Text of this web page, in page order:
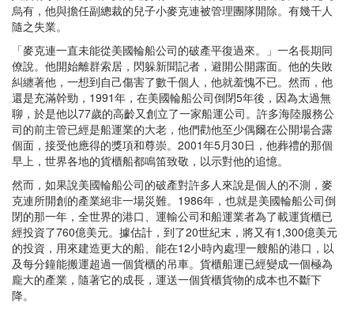
烏有，他與擔任副總裁的兒子小麥克連被管理團隊開除。有幾千人
隨之失業。
「麥克連一直未能從美國輪船公司的破產平復過來。」一名長期同
僚說。他開始離群索居，閃躲新聞記者，避開公開露面。他的失敗
糾纏著他，一想到自己傷害了數千個人，他就羞愧不已。然而，他
還是充滿幹勁，1991年，在美國輪船公司倒閉5年後，因為太過無
聊，於是他以77歲的高齡又創立了一家船運公司。許多海陸服務公
司的前主管已經是船運業的大老，他們勸他至少偶爾在公開場合露
個面，接受他應得的獎項和尊崇。2001年5月30日，他葬禮的那個
早上，世界各地的貨櫃船都鳴笛致敬，以示對他的追憶。
然而，如果說美國輪船公司的破產對許多人來說是個人的不測，麥
克連所開創的產業絕非一場災難。1986年，也就是美國輪船公司倒
閉的那一年，全世界的港口、運輸公司和船運業者為了載運貨櫃已
經投資了760億美元。據估計，到了20世紀末，將又有1,300億美元
的投資，用來建造更大的船、能在12小時內處理一艘船的港口，以
及每分鐘能搬運超過一個貨櫃的吊車。貨櫃船運已經變成一個極為
龐大的產業，隨著它的成長，運送一個貨櫃貨物的成本也不斷下
降。